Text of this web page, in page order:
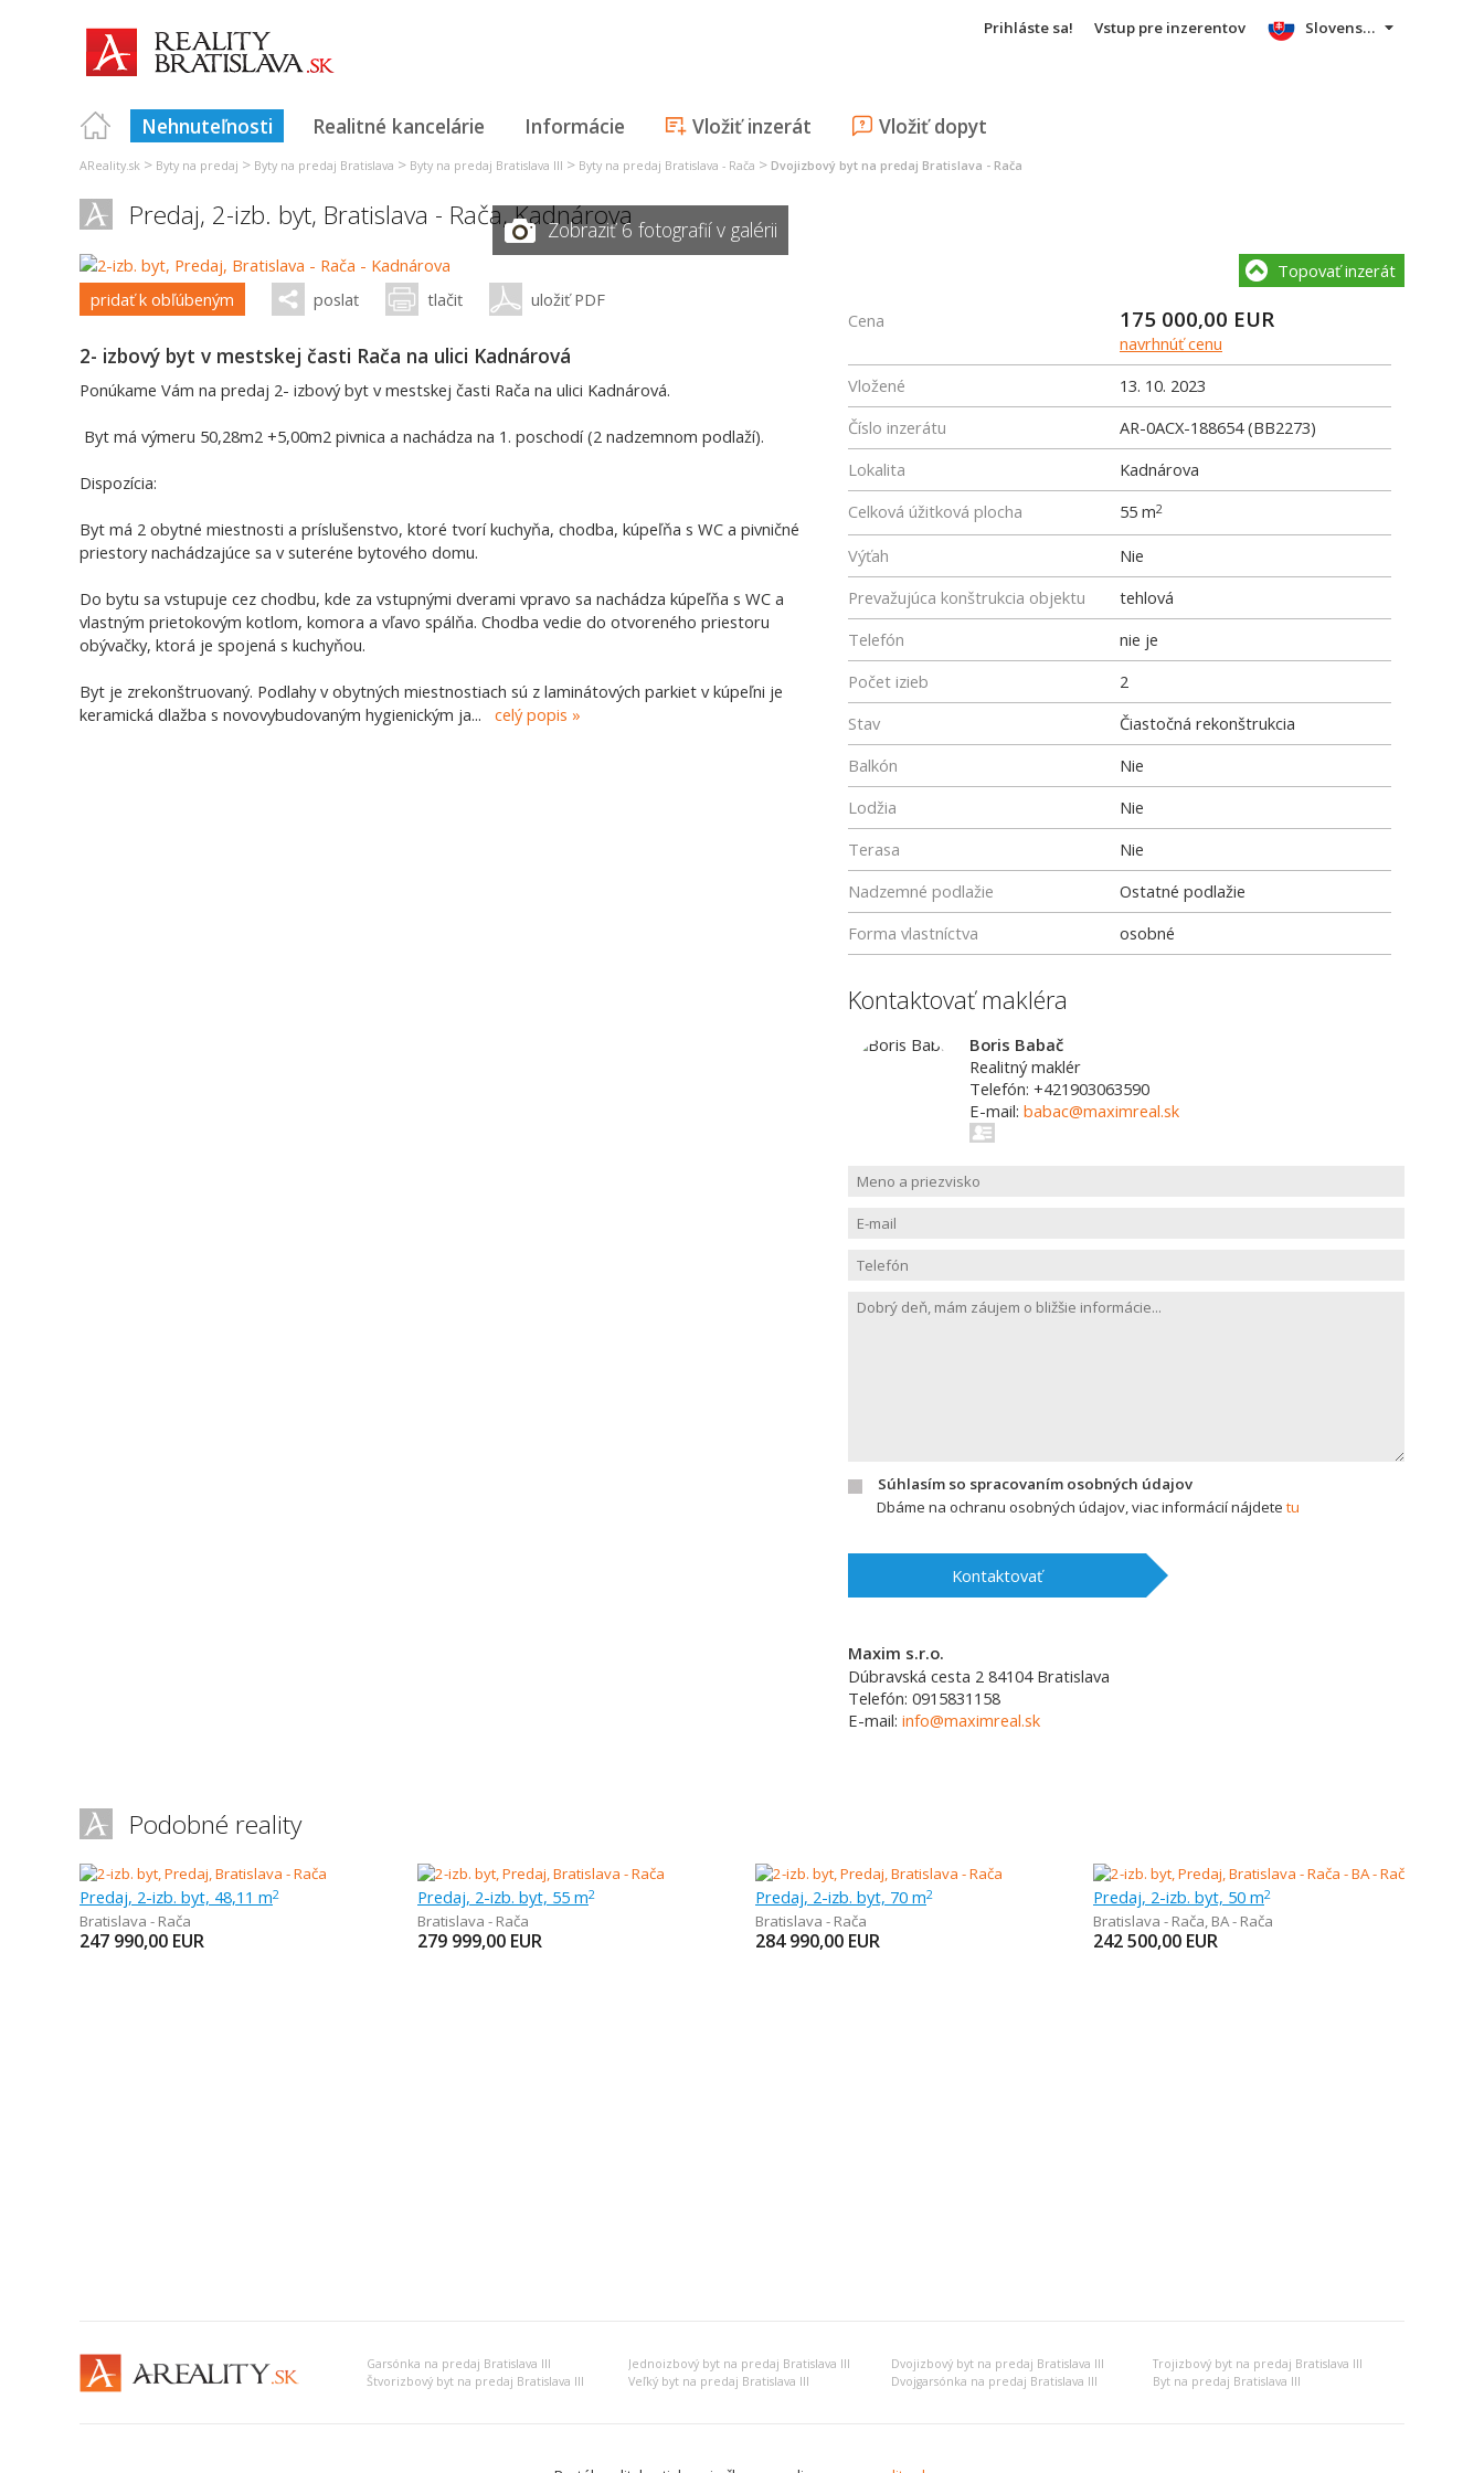
Prihláste sa! Vstup pre inzerentov
Nehnuteľnosti Realitné kancelárie Informácie Vložiť inzerát Vložiť dopyt
Slovensky
AReality.sk > Byty na predaj > Byty na predaj Bratislava > Byty na predaj Bratislava III > Byty na predaj Bratislava - Rača > Dvojizbový byt na predaj Bratislava - Rača
Predaj, 2-izb. byt, Bratislava - Rača,Kadnárova
Zobraziť 6 fotografií v galérii
pridať k obľúbeným poslať tlačiť uložiť PDF
2- izbový byt v mestskej časti Rača na ulici Kadnárová
Ponúkame Vám na predaj 2- izbový byt v mestskej časti Rača na ulici Kadnárová.
Byt má výmeru 50,28m2 +5,00m2 pivnica a nachádza na 1. poschodí (2 nadzemnom podlaží).
Dispozícia:
Byt má 2 obytné miestnosti a príslušenstvo, ktoré tvorí kuchyňa, chodba, kúpeľňa s WC a pivničné
priestory nachádzajúce sa v suteréne bytového domu.
Do bytu sa vstupuje cez chodbu, kde za vstupnými dverami vpravo sa nachádza kúpeľňa s WC a
vlastným prietokovým kotlom, komora a vľavo spálňa. Chodba vedie do otvoreného priestoru
obývačky, ktorá je spojená s kuchyňou.
Byt je zrekonštruovaný. Podlahy v obytných miestnostiach sú z laminátových parkiet v kúpeľni je
keramická dlažba s novovybudovaným hygienickým ja... celý popis
Topovať inzerát
Cena 175 000,00 EUR
navrhnúť cenu
Vložené
13. 10. 2023
Číslo inzerátu
AR-0ACX-188654 (BB2273)
Lokalita
Kadnárova
Celková úžitková plocha
55 m2
Výťah
Nie
Prevažujúca konštrukcia objektu
tehlová
Telefón
nie je
Počet izieb
2
Stav
Čiastočná rekonštrukcia
Balkón
Nie
Lodžia
Nie
Terasa
Nie
Nadzemné podlažie
Ostatné podlažie
Forma vlastníctva
osobné
Kontaktovať makléra
Boris Babač
Realitný maklér
Telefón: +421903063590
E-mail: babac@maximreal.sk
Súhlasím so spracovaním osobných údajov
Dbáme na ochranu osobných údajov, viac informácií nájdete tu
Kontaktovať
Maxim s.r.o.
Dúbravská cesta 2 84104 Bratislava
Telefón: 0915831158
E-mail: info@maximreal.sk
Podobné reality
Predaj, 2-izb. byt, 48,11 m2
Bratislava - Rača
247 990,00 EUR
Predaj, 2-izb. byt, 55 m2
Bratislava - Rača
279 999,00 EUR
Predaj, 2-izb. byt, 70 m2
Bratislava - Rača
284 990,00 EUR
Predaj, 2-izb. byt, 50 m2
Bratislava - Rača, BA - Rača
242 500,00 EUR
Garsónka na predaj Bratislava III Jednoizbový byt na predaj Bratislava III Dvojizbový byt na predaj Bratislava III
Trojizbový byt na predaj Bratislava III
Štvorizbový byt na predaj Bratislava III
Veľký byt na predaj Bratislava III Dvojgarsónka na predaj Bratislava III Byt na predaj Bratislava III